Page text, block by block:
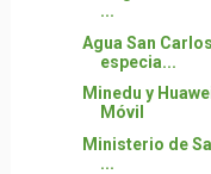
...
Agua San
especia...
Minedu y
Móvil
Ministerio de
...